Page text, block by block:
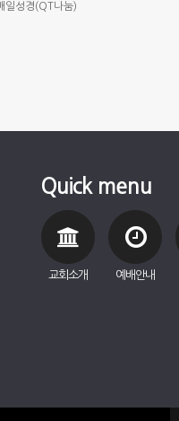
일성경(QT나눔)
Quick menu
교회소개 예배안내